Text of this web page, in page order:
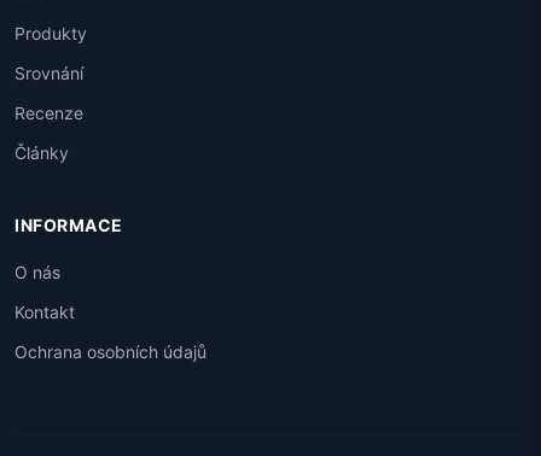
Produkty
Srovnání
Recenze
Články
INFORMACE
O nás
Kontakt
Ochrana osobních údajů